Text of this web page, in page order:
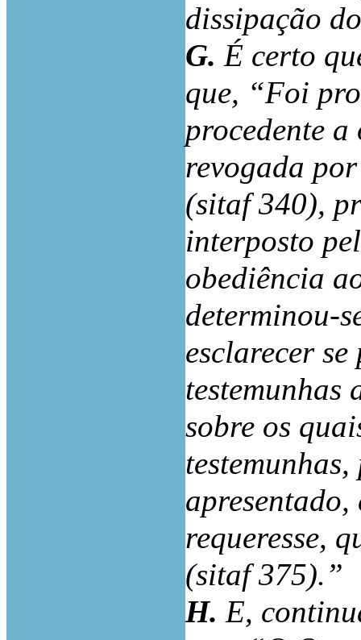
dissipação
G.É certo
que, “Foi
procedente
revogada
(sitaf 340),
interposto
obediência
determinou-
esclarecer
testemunhas
sobre os
apresentado,
requeresse,
(sitaf 375).”
H.E,